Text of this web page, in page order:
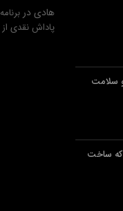
سلامت
که ساخت
هادیدر
پاداش نقدی از